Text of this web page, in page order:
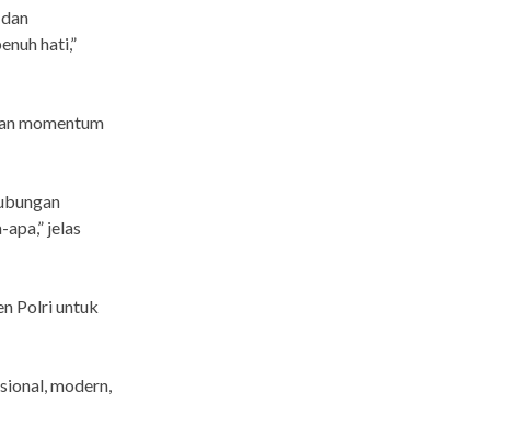
hati,”
momentum
jelas
Polri untuk
modern,